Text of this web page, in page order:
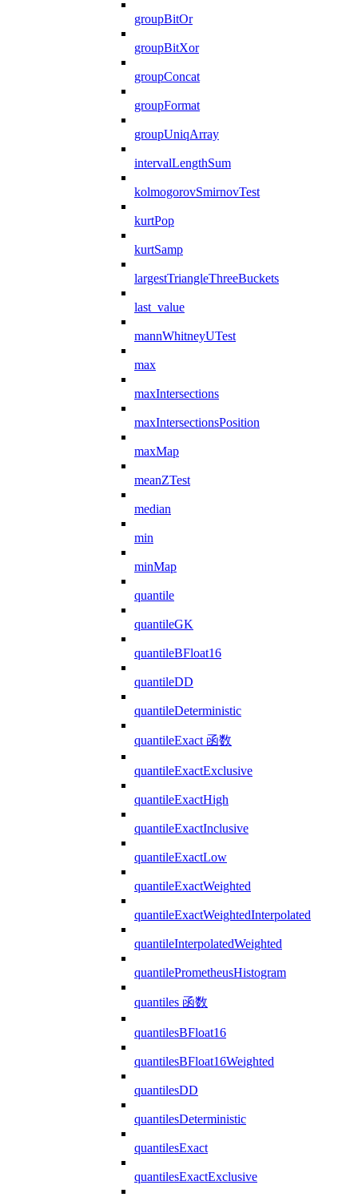
groupBitOr
groupBitXor
groupConcat
groupFormat
groupUniqArray
intervalLengthSum
kolmogorovSmirnovTest
kurtPop
kurtSamp
largestTriangleThreeBuckets
last_value
mannWhitneyUTest
max
maxIntersections
maxIntersectionsPosition
maxMap
meanZTest
median
min
minMap
quantile
quantileGK
quantileBFloat16
quantileDD
quantileDeterministic
quantileExact 函数
quantileExactExclusive
quantileExactHigh
quantileExactInclusive
quantileExactLow
quantileExactWeighted
quantileExactWeightedInterpolated
quantileInterpolatedWeighted
quantilePrometheusHistogram
quantiles 函数
quantilesBFloat16
quantilesBFloat16Weighted
quantilesDD
quantilesDeterministic
quantilesExact
quantilesExactExclusive